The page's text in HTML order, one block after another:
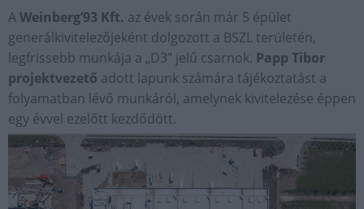
AWeinberg’93 Kft. az évek során már 5 épület
generálkivitelezőjeként dolgozott a BSZL területén,
legfrissebb munkája a „D3” jelű csarnok. Papp Tibor
projektvezető adott lapunk számára tájékoztatást a
folyamatban lévő munkáról, amelynek kivitelezése éppen
egy évvel ezelőtt kezdődött.